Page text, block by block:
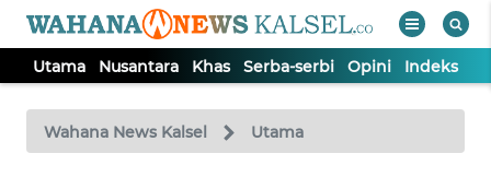
Utama Nusantara Khas Serba-serbi Opini Indeks
Wahana News Kalsel Utama
TV
Tutup